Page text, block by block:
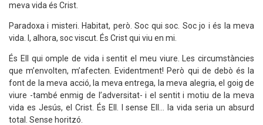
meva vida és Crist.
Paradoxa i misteri. Habitat, però. Soc qui soc. Soc jo i és la meva
vida. I, alhora, soc viscut. És Crist qui viu en mi.
És Ell qui omple de vida i sentit el meu viure. Les circumstàncies
que m’envolten, m’afecten. Evidentment! Però qui de debò és la
font de la meva acció, la meva entrega, la meva alegria, el goig de
viure -també enmig de l’adversitat- i el sentit i motiu de la meva
vida es Jesús, el Crist. És Ell. I sense Ell... la vida seria un absurd
total. Sense horitzó.